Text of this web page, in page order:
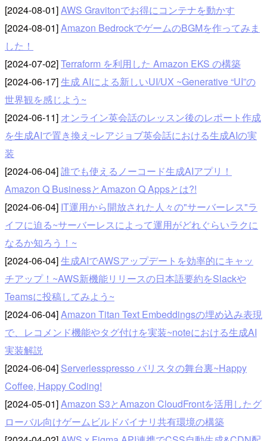
[2024-08-01]AWS Gravitonでお得にコンテナを動かす
[2024-08-01]Amazon BedrockでゲームのBGMを作ってみま
した！
[2024-07-02]Terraform を利用した Amazon EKS の構築
[2024-06-17]生成 AIによる新しいUI/UX ~Generative “UI”の
世界観を感じよう~
[2024-06-11] オンライン英会話のレッスン後のレポート作成
を生成AIで置き換え~レアジョブ英会話における生成AIの実
装
[2024-06-04]誰でも使えるノーコード生成AIアプリ！
Amazon Q BusinessとAmazon Q Appsとは?!
[2024-06-04] IT運用から開放された人々の"サーバーレス"ラ
イフに迫る~サーバーレスによって運用がどれぐらいラクに
なるか知ろう！~
[2024-06-04]生成AIでAWSアップデートを効率的にキャッ
チアップ！~AWS新機能リリースの日本語要約をSlackや
Teamsに投稿してみよう~
[2024-06-04]Amazon Titan Text Embeddingsの埋め込み表現
で、レコメンド機能やタグ付けを実装~noteにおける生成AI
実装解説
[2024-06-04] Serverlesspresso バリスタの舞台裏~Happy
Coffee, Happy Coding!
[2024-05-01]Amazon S3とAmazon CloudFrontを活用したグ
ローバル向けゲームビルドバイナリ共有環境の構築